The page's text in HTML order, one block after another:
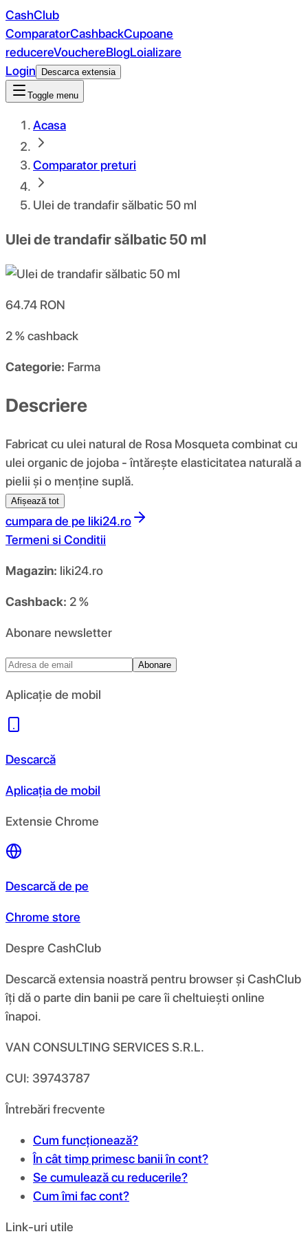
CashClub
ComparatorCashbackCupoane
reducereVouchereBlogLoializare
Login
Descarca extensia
Toggle menu
Acasa
Comparator preturi
Ulei de trandafir sălbatic 50 ml
Ulei de trandafir sălbatic 50 ml
64.74 RON
2 %cashback
Categorie: Farma
Descriere
Fabricat cu ulei natural de Rosa Mosqueta combinat cu
ulei organic de jojoba - întărește elasticitatea naturală a
pielii și o menține suplă.
Afișează tot
cumpara de pe liki24.ro
Termeni si Conditii
Magazin: liki24.ro
Cashback: 2 %
Abonare newsletter
Abonare
Aplicație de mobil
Descarcă
Aplicația de mobil
Extensie Chrome
Descarcă de pe
Chrome store
Despre CashClub
Descarcă extensia noastră pentru browser și CashClub
îți dă o parte din banii pe care îi cheltuiești online
înapoi.
VAN CONSULTING SERVICES S.R.L.
CUI: 39743787
Întrebări frecvente
Cum funcționează?
În cât timp primesc banii în cont?
Se cumulează cu reducerile?
Cum îmi fac cont?
Link-uri utile